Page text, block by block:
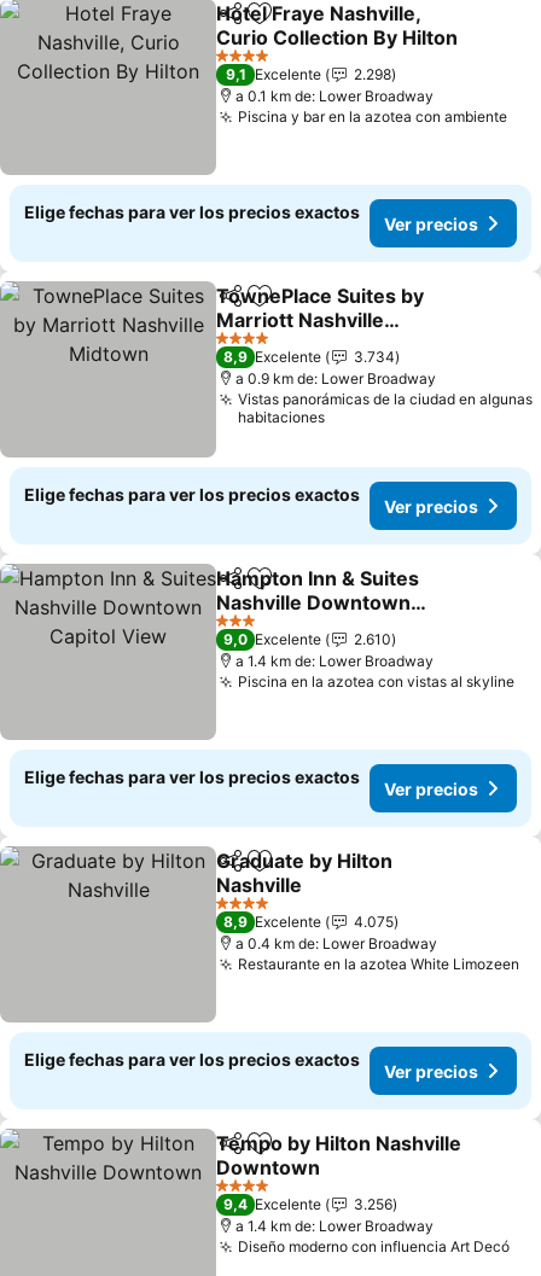
CompartirAgregar a favoritos
Hotel Fraye Nashville,
Curio Collection By Hilton
4 Estrellas
9,1 Excelente
2.298
a 0.1 km de: Lower Broadway
Piscina y bar en la azotea con ambiente
Elige fechas para ver los precios exactos
Ver precios
Compartir
Agregar a favoritos
TownePlace Suites by
Marriott Nashville
Midtown
4 Estrellas
8,9 Excelente
3.734
a 0.9 km de: Lower Broadway
Vistas panorámicas de la ciudad en algunas
habitaciones
Elige fechas para ver los precios exactos
Ver precios
CompartirAgregar a favoritos
Hampton Inn & Suites
Nashville Downtown
Capitol View
3 Estrellas
9,0 Excelente
2.610
a 1.4 km de: Lower Broadway
Piscina en la azotea con vistas al skyline
Elige fechas para ver los precios exactos
Ver precios
CompartirAgregar a favoritos
Graduate by Hilton
Nashville
4 Estrellas
8,9 Excelente
4.075
a 0.4 km de: Lower Broadway
Restaurante en la azotea White Limozeen
Elige fechas para ver los precios exactos
Ver precios
Compartir
Agregar a favoritos
Tempo by Hilton Nashville
Downtown
4 Estrellas
9,4 Excelente
3.256
a 1.4 km de: Lower Broadway
Diseño moderno con influencia Art Decó